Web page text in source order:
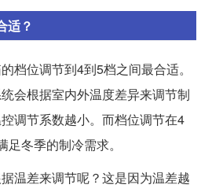
适？
档位调节到4到5档之间最合适。
会根据室内外温度差异来调节制
调节系数越小。而档位调节在4
冬季的制冷需求。
温差来调节呢？这是因为温差越